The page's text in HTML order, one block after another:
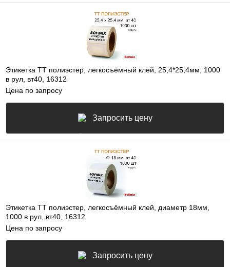
Этикетка ТТ полиэстер, легкосъёмный клей, 25,4*25,4мм, 1000
в рул, вт40, 16312
Цена по запросу
Запросить цену
Этикетка ТТ полиэстер, легкосъёмный клей, диаметр 18мм,
1000 в рул, вт40, 16312
Цена по запросу
Запросить цену